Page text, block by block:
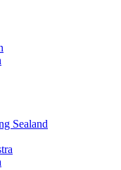
Sealand